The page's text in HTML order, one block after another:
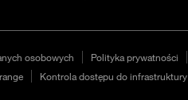
osobowych Polityka prywatności
Kontrola dostępu do infrastruktury